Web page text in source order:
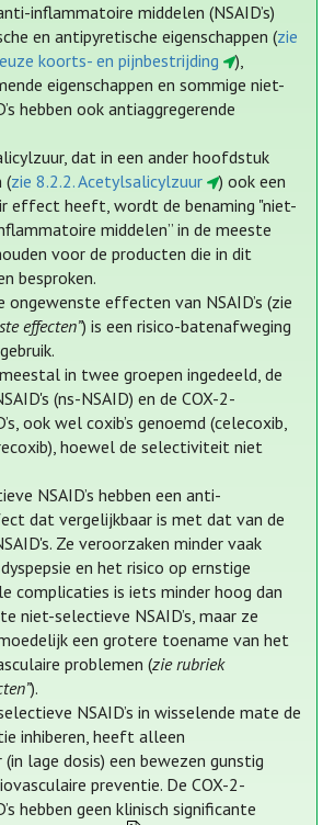
inflammatoire middelen (NSAID’s)
en antipyretische eigenschappen (zie
koorts- en pijnbestrijding
),
eigenschappen en sommige niet-
hebben ook antiaggregerende
dat in een ander hoofdstuk
(zie 8.2.2. Acetylsalicylzuur
) ook een
effect heeft, wordt de benaming "niet-
middelen” in de meeste
voor de producten die in dit
besproken.
ongewenste effecten van NSAID’s (zie
effecten”) is een risico-batenafweging
meestal in twee groepen ingedeeld, de
(ns-NSAID) en de COX-2-
ook wel coxib’s genoemd (celecoxib,
hoewel de selectiviteit niet
NSAID’s hebben een anti-
dat vergelijkbaar is met dat van de
Ze veroorzaken minder vaak
en het risico op ernstige
complicaties is iets minder hoog dan
niet-selectieve NSAID’s, maar ze
een grotere toename van het
problemen (zie rubriek
).
NSAID’s in wisselende mate de
inhiberen, heeft alleen
lage dosis) een bewezen gunstig
preventie. De COX-2-
hebben geen klinisch significante